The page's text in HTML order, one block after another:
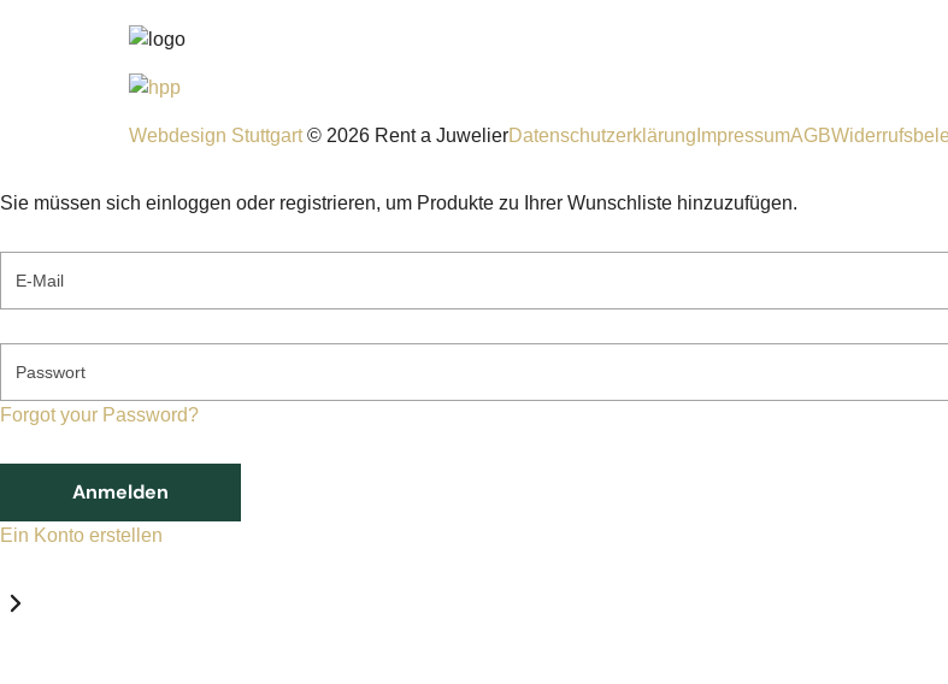
Webdesign Stuttgart © 2026 Rent a JuwelierDatenschutzerklärung ImpressumAGB
Sie müssen sich einloggen oder registrieren, um Produkte zu Ihrer Wunschliste hinzuzufügen.
E-Mail
Passwort
Forgot your Password?
Anmelden
Ein Konto erstellen